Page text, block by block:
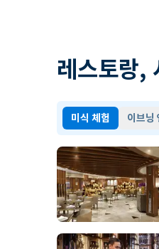
레스토랑,
미식 체험 이브닝